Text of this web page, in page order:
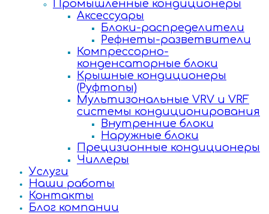
Промышленные кондиционеры
Аксессуары
Блоки-распределители
Рефнеты-разветвители
Компрессорно-
конденсаторные блоки
Крышные кондиционеры
(Руфтопы)
Мультизональные VRV и VRF
системы кондиционирования
Внутренние блоки
Наружные блоки
Прецизионные кондиционеры
Чиллеры
Услуги
Наши работы
Контакты
Блог компании